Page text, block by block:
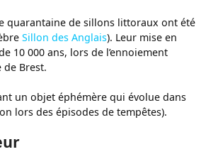
quarantaine de sillons littoraux ont été
Sillon des Anglais). Leur mise en
10 000 ans, lors de l’ennoiement
de Brest.
un objet éphémère qui évolue dans
lors des épisodes de tempêtes).